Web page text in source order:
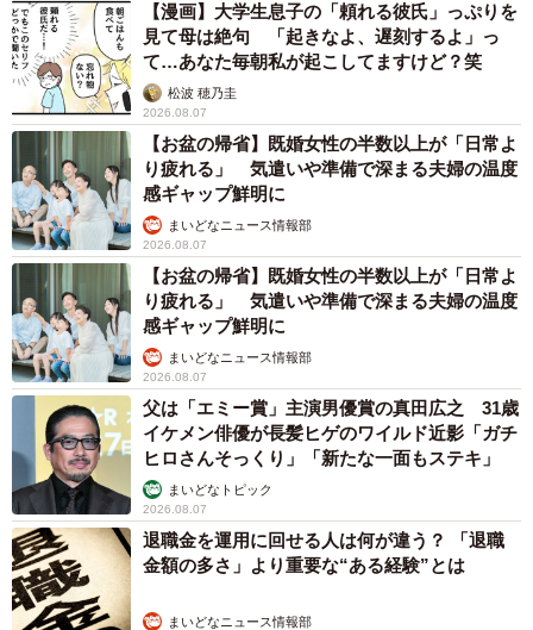
【漫画】大学生息子の「頼れる彼氏」っぷりを
見て母は絶句 「起きなよ、遅刻するよ」っ
て…あなた毎朝私が起こしてますけど？笑
松波 穂乃圭
2026.08.07
【お盆の帰省】既婚女性の半数以上が「日常よ
り疲れる」 気遣いや準備で深まる夫婦の温度
感ギャップ鮮明に
まいどなニュース情報部
2026.08.07
【お盆の帰省】既婚女性の半数以上が「日常よ
り疲れる」 気遣いや準備で深まる夫婦の温度
感ギャップ鮮明に
まいどなニュース情報部
2026.08.07
父は「エミー賞」主演男優賞の真田広之 31歳
イケメン俳優が長髪ヒゲのワイルド近影「ガチ
ヒロさんそっくり」「新たな一面もステキ」
まいどなトピック
2026.08.07
退職金を運用に回せる人は何が違う？ 「退職
金額の多さ」より重要な“ある経験”とは
まいどなニュース情報部